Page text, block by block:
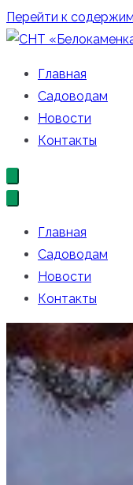
Перейти к
СНТ «Белокаменка»
Официальный сайт
Главная
Садоводам
Новости
Контакты
Главная
Садоводам
Новости
Контакты